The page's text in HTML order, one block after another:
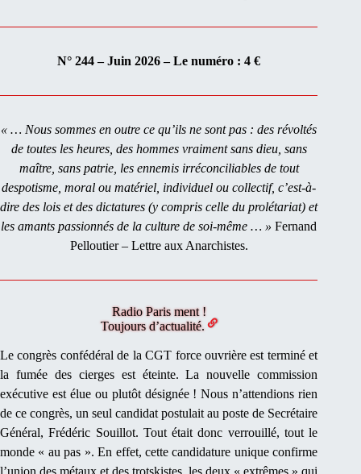
N° 244 – Juin 2026 – Le numéro : 4 €
« … Nous sommes en outre ce qu’ils ne sont pas : des révoltés
de toutes les heures, des hommes vraiment sans dieu, sans
maître, sans patrie, les ennemis irréconciliables de tout
despotisme, moral ou matériel, individuel ou collectif, c’est-à-
dire des lois et des dictatures (y compris celle du prolétariat) et
les amants passionnés de la culture de soi-même … » Fernand
Pelloutier – Lettre aux Anarchistes.
Radio Paris ment !
Toujours d’actualité.
Le congrès confédéral de la CGT force ouvrière est terminé et
la fumée des cierges est éteinte. La nouvelle commission
exécutive est élue ou plutôt désignée ! Nous n’attendions rien
de ce congrès, un seul candidat postulait au poste de Secrétaire
Général, Frédéric Souillot. Tout était donc verrouillé, tout le
monde « au pas ». En effet, cette candidature unique confirme
l’union des métaux et des trotskistes, les deux « extrêmes » qui